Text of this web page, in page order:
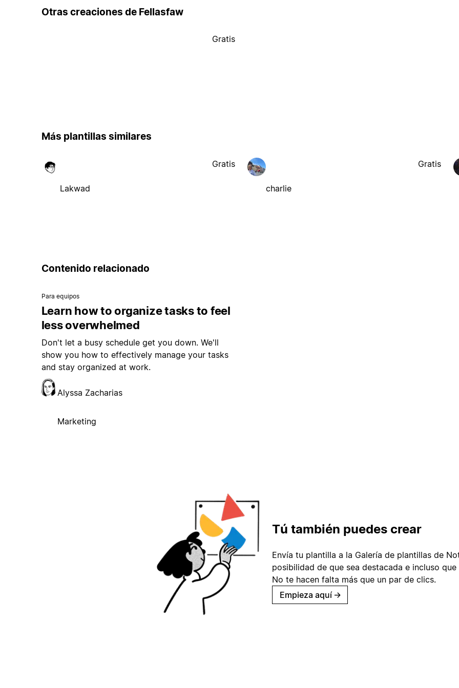
Otras creaciones de Fellasfaw
Gratis
Más plantillas similares
Lakwad
Gratis
charlie
Gratis
Contenido relacionado
Para equipos
Learn how to organize tasks to feel
less overwhelmed
Don't let a busy schedule get you down. We'll
show you how to effectively manage your tasks
and stay organized at work.
Alyssa Zacharias
Marketing
Tú también puedes crear
Envía tu plantilla a la Galería de plantillas de
posibilidad de que sea destacada e incluso
No te hacen falta más que un par de clics.
Empieza aquí →